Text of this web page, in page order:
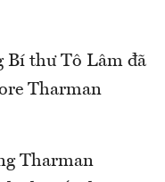
Bí thư Tô Lâm đã
Tharman
Tharman